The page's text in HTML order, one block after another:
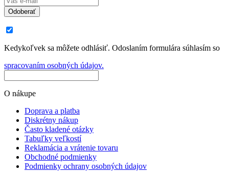
Odoberať
Kedykoľvek sa môžete odhlásiť. Odoslaním formulára súhlasím so
spracovaním osobných údajov.
O nákupe
Doprava a platba
Diskrétny nákup
Často kladené otázky
Tabuľky veľkostí
Reklamácia a vrátenie tovaru
Obchodné podmienky
Podmienky ochrany osobných údajov